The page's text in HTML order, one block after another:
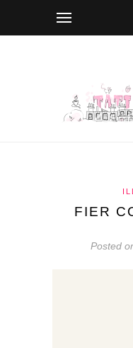
FIER
Posted